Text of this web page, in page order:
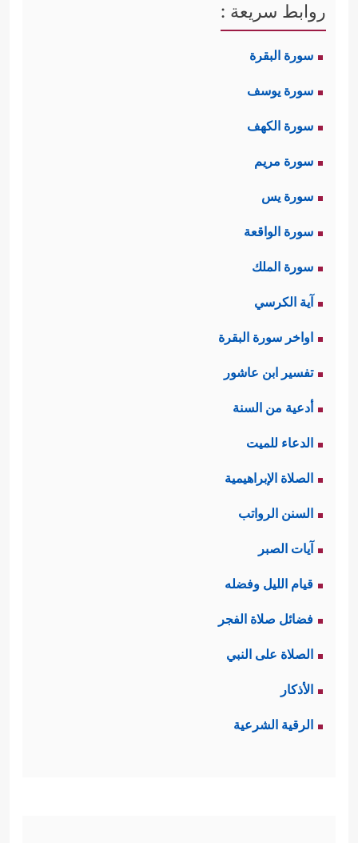
روابط سريعة :
سورة البقرة
سورة يوسف
سورة الكهف
سورة مريم
سورة يس
سورة الواقعة
سورة الملك
آية الكرسي
اواخر سورة البقرة
تفسير ابن عاشور
أدعية من السنة
الدعاء للميت
الصلاة الإبراهيمية
السنن الرواتب
آيات الصبر
قيام الليل وفضله
فضائل صلاة الفجر
الصلاة على النبي
الأذكار
الرقية الشرعية